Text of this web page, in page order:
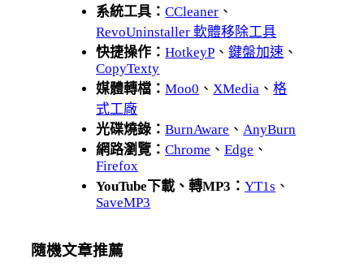
系統工具：CCleaner 、
RevoUninstaller 軟體移除工具
快捷操作：HotkeyP 、鍵盤加速 、
CopyTexty
媒體轉檔：Moo0 、 XMedia 、格
式工廠
光碟燒錄：BurnAware 、 AnyBurn
網路瀏覽：Chrome 、Edge 、
Firefox
YouTube下載、轉MP3：YT1s 、
SaveMP3
隨機文章推薦